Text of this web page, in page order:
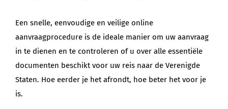
Een snelle, eenvoudige en veilige online
aanvraagprocedure is de ideale manier om uw aanvraag
in te dienen en te controleren of u over alle essentiële
documenten beschikt voor uw reis naar de Verenigde
Staten. Hoe eerder je het afrondt, hoe beter het voor je
is.